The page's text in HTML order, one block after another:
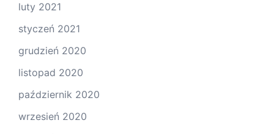
luty 2021
styczeń 2021
grudzień 2020
listopad 2020
październik 2020
wrzesień 2020